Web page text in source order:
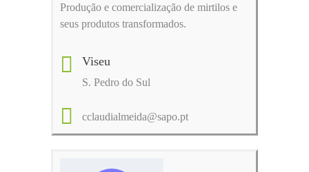
Produção e comercialização de mirtilos e
seus produtos transformados.
Viseu
S. Pedro do Sul
cclaudialmeida@sapo.pt